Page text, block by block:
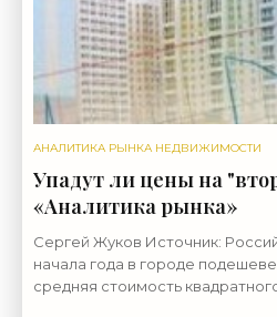
АНАЛИТИКА РЫНКА НЕДВИЖИМОСТИ
Упадут ли цены на
«Аналитика рынка»
Сергей Жуков Источник:
начала года в городе
средняя стоимость